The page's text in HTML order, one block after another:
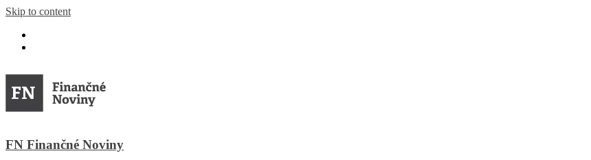
Skip to content
FN Finančné Noviny